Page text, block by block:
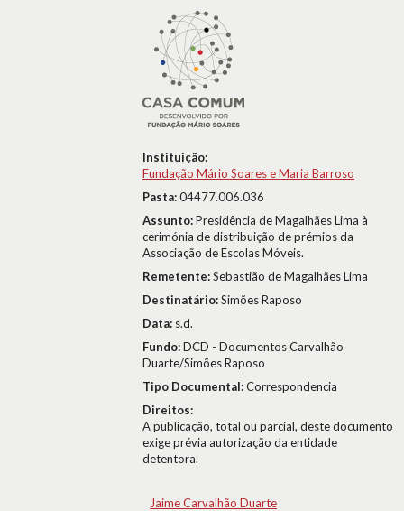
Instituição:
Fundação Mário Soares e Maria Barroso
Pasta:04477.006.036
Assunto:Presidência de Magalhães Lima à
cerimónia de distribuição de prémios da
Associação de Escolas Móveis.
Remetente:Sebastião de Magalhães Lima
Destinatário:Simões Raposo
Data: s.d.
Fundo:DCD - Documentos Carvalhão
Duarte/Simões Raposo
Tipo Documental:Correspondencia
Direitos:
A publicação, total ou parcial, deste documento
exige prévia autorização da entidade
detentora.
Jaime Carvalhão Duarte